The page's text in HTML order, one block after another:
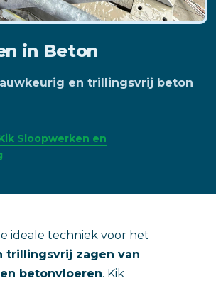
in Beton
en trillingsvrij beton
Sloopwerken en
ideale techniek voor het
trillingsvrij zagen van
betonvloeren. Kik